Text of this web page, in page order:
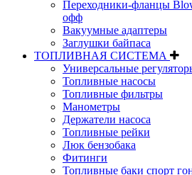
Переходники-фланцы
офф
Вакуумные адаптеры
Заглушки байпаса
ТОПЛИВНАЯ СИСТЕМА
Универсальные
Топливные насосы
Топливные фильтры
Манометры
Держатели насоса
Топливные рейки
Люк бензобака
Фитинги
Топливные баки спорт